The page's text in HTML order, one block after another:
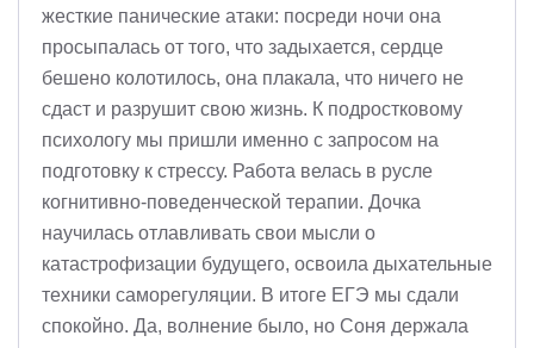
жесткие панические атаки: посреди ночи она
просыпалась от того, что задыхается, сердце
бешено колотилось, она плакала, что ничего не
сдаст и разрушит свою жизнь. К подростковому
психологу мы пришли именно с запросом на
подготовку к стрессу. Работа велась в русле
когнитивно-поведенческой терапии. Дочка
научилась отлавливать свои мысли о
катастрофизации будущего, освоила дыхательные
техники саморегуляции. В итоге ЕГЭ мы сдали
спокойно. Да, волнение было, но Соня держала